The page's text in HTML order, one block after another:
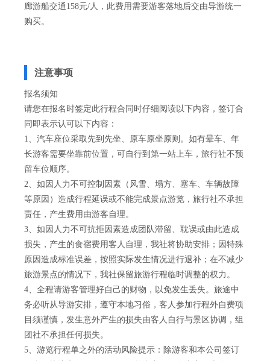
廊游船交通158元/人，此费用需要游客落地后交由导游统一
购买。
注意事项
报名须知
请您在报名时签定此行程合同时仔细阅读以下内容，签订合
同即表示认可以下内容：
1、汽车座位采取先到先坐、原车原坐原则。如有晕车、年
长游客需要坐靠前位置，可自行到第一站上车，旅行社不预
留车位顺序。
2、如因人力不可控制因素（风雪、塌方、塞车、车辆故障
等原因）造成行程延误或不能完成景点游览，旅行社不承担
责任，产生费用由游客自理。
3、如因人力不可抗拒因素造成团队滞留、耽误或由此造成
损失，产生的食宿费用客人自理，我社将协助安排；因特殊
原因造成标准误差，按照实际发生情况进行退补；在不减少
旅游景点的情况下，我社保留旅游行程临时调整的权力。
4、全程请游客管理好自己的财物，以免发生丢失。旅途中
务必听从导游安排，遵守本地习俗，客人参加行程外自费项
目须谨慎，发生意外产生的损失由客人自行与景区协调，组
团社不承担任何损失。
5、游览行程单之外的活动风险提示：除游客和本公司签订